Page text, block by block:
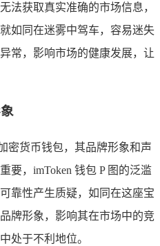
法获取真实准确的市场信息，
如同在迷雾中驾车，容易迷失
常，影响市场的健康发展，让
密货币钱包，其品牌形象和声
要，imToken 钱包 P 图的泛滥
靠性产生质疑，如同在这座宝
牌形象，影响其在市场中的竞
处于不利地位。